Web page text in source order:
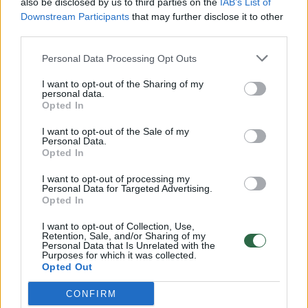
Downstream Participants that may further disclose it to other
Personal Data Processing Opt Outs
I want to opt-out of the Sharing of my
personal data.
Opted In
I want to opt-out of the Sale of my
Personal Data.
Opted In
I want to opt-out of processing my
Personal Data for Targeted Advertising.
Opted In
I want to opt-out of Collection, Use,
Retention, Sale, and/or Sharing of my
Personal Data that Is Unrelated with the
Purposes for which it was collected.
Opted Out
CONFIRM
Žinios | Lietuvos diena
Savaitės vidurys nusimato karštas: temperatūra kils iki
Žinios | Orai
00:00:59
Nufilmavo, kaip patvino Vilniaus Vakarinis aplinkkelis:
vaizdas pribloškia
Žinios | Lietuvos diena
Avarija Vilniuje: į stotelę įsirėžęs automobilis sužalojo
dvi moteris
Žinios | Lietuvos diena